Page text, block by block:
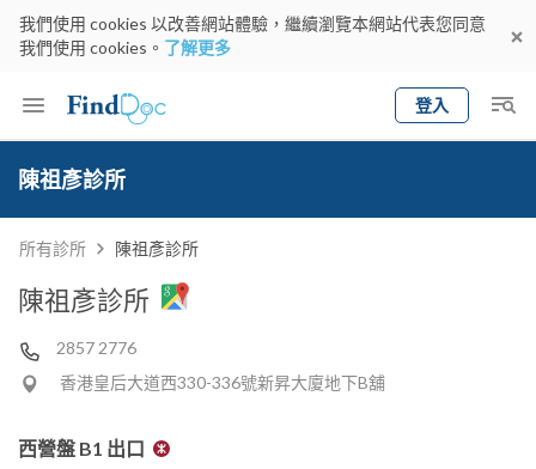
我們使用 cookies 以改善網站體驗，繼續瀏覽本網站代表您同意
我們使用 cookies。 了解更多
登入
Keyword
陳祖彥診所
所有診所 陳祖彥診所
陳祖彥診所
2857 2776
香港皇后大道西330-336號新昇大廈地下B舖
西營盤 B1 出口